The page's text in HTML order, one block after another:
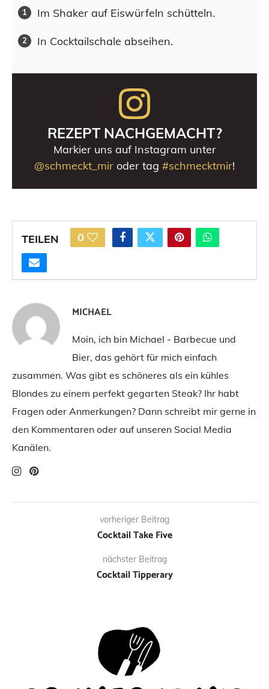
Im Shaker auf Eiswürfeln schütteln.
In Cocktailschale abseihen.
REZEPT NACHGEMACHT?
Markier uns auf Instagram unter
@schmeckt_mir oder tag #schmecktmir!
TEILEN 0
MICHAEL
Moin, ich bin Michael - Barbecue und
Bier, das gehört für mich einfach
zusammen. Was gibt es schöneres als ein kühles
Blondes zu einem perfekt gegarten Steak? Ihr habt
Fragen oder Anmerkungen? Dann schreibt mir gerne in
den Kommentaren oder auf unseren Social Media
Kanälen.
vorheriger Beitrag
Cocktail Take Five
nächster Beitrag
Cocktail Tipperary